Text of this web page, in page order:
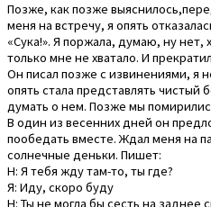
Позже, как позже
меня на встречу, я опять
«Сука!». Я поржала, думаю, ну нет,
только мне не хватало. И
Он писал позже с извинениями, я
опять стала представлять чистый
думать о нем. Позже мы
В один из весенних дней он
пообедать вместе. Ждал меня на
солнечные деньки. Пишет:
Н: Я тебя жду там-то, ты где?
Я: Иду, скоро буду